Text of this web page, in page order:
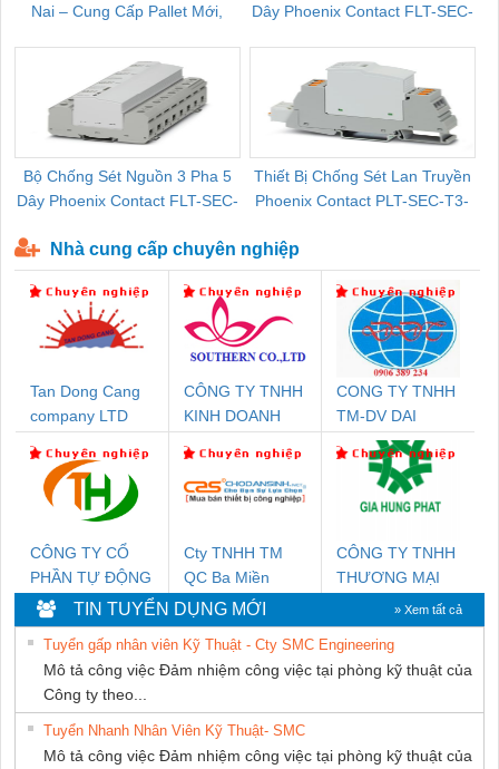
Nai – Cung Cấp Pallet Mới,
Dây Phoenix Contact FLT-SEC-
Bộ Chống Sét Nguồn 3 Pha 5
Dây Phoenix Contact FLT-SEC-
Thiết Bị Chống Sét Lan Truyền
Phoenix Contact PLT-SEC-T3-
Nhà cung cấp chuyên nghiệp
Tan Dong Cang
company LTD
CÔNG TY TNHH
KINH DOANH
PHƯƠNG NAM
CONG TY TNHH
TM-DV DAI
DONG THANH
CÔNG TY CỔ
PHẦN TỰ ĐỘNG
TIẾN HƯNG
Cty TNHH TM
QC Ba Miền
CÔNG TY TNHH
THƯƠNG MẠI
DỊCH VỤ KỸ
THUẬT ĐIỆN CƠ
GIA HƯNG
PHÁT
TIN TUYỂN DỤNG MỚI » Xem tất cả
Tuyển gấp nhân viên Kỹ Thuật - Cty SMC Engineering
Mô tả công việc Đảm nhiệm công việc tại phòng kỹ thuật của
Công ty theo...
Tuyển Nhanh Nhân Viên Kỹ Thuật- SMC
Mô tả công việc Đảm nhiệm công việc tại phòng kỹ thuật của